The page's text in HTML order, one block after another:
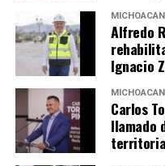
MICHOACÁN
Alfredo
Ignacio
MICHOACÁN
Carlos
llamado